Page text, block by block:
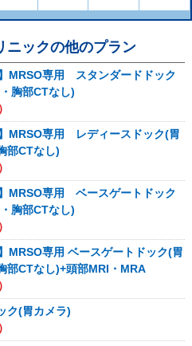
ニックの他のプラン
MRSO専用 スタンダードドック
胸部CTなし)
】MRSO専用 レディースドック(胃
部CTなし)
MRSO専用 ベースゲートドック
胸部CTなし)
MRSO専用 ベースゲートドック(胃
部CTなし)+頭部MRI・MRA
ク(胃カメラ)